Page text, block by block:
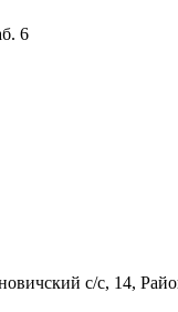
6
с/с, 14,